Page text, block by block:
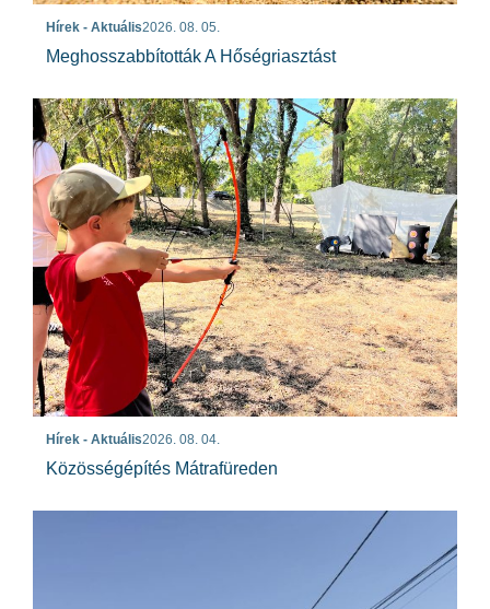
Hírek - Aktuális2026. 08. 05.
Meghosszabbították A Hőségriasztást
Hírek - Aktuális2026. 08. 04.
Közösségépítés Mátrafüreden